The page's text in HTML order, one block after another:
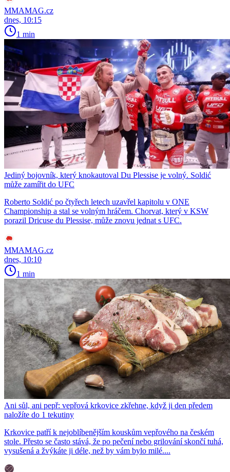
MMAMAG.cz
dnes, 10:15
1 min
Jediný bojovník, který knokautoval Du Plessise je volný. Soldić
může zamířit do UFC
Roberto Soldić po čtyřech letech uzavřel kapitolu v ONE
Championship a stal se volným hráčem. Chorvat, který v KSW
porazil Dricuse du Plessise, může znovu jednat s UFC.
MMAMAG.cz
dnes, 10:10
1 min
Ani sůl, ani pepř: vepřová krkovice zkřehne, když ji den předem
naložíte do 1 tekutiny
Krkovice patří k nejoblíbenějším kouskům vepřového na českém
stole. Přesto se často stává, že po pečení nebo grilování skončí tuhá,
vysušená a žvýkáte ji déle, než by vám bylo milé....